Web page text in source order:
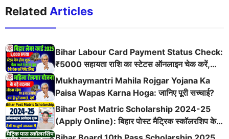
Related Articles
Bihar Labour Card Payment Status Check:
₹5000 सहायता राशि का स्टेटस ऑनलाइन चेक करें,
लाभार्थी लिस्ट और आवेदन प्रक्रिया
Mukhaymantri Mahila Rojgar Yojana Ka
Paisa Wapas Karna Hoga: जानिए पूरी सच्चाई?
Bihar Post Matric Scholarship 2024-25
(Apply Online): बिहार पोस्ट मैट्रिक स्कॉलरशिप के
लिए ऑनलाइन शुरू, ऐसे करें आवेदन